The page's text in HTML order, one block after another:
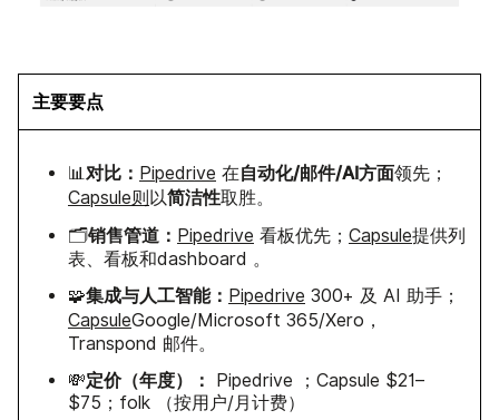
主要要点
📊 对比： Pipedrive 在自动化/邮件/AI方面领先；
Capsule则以简洁性取胜。
🗂️销售管道： Pipedrive 看板优先； Capsule提供列
表、看板和dashboard 。
🧩集成与人工智能： Pipedrive 300+ 及 AI 助手；
CapsuleGoogle/Microsoft 365/Xero，
Transpond 邮件。
💸定价（年度）：
Pipedrive ；Capsule $21–
$75；folk （按用户/月计费）